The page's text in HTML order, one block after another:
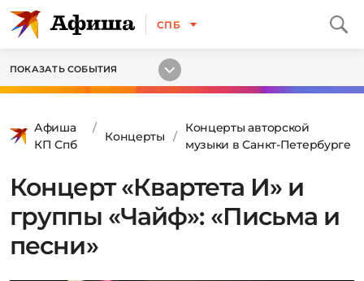
СПБ
ПОКАЗАТЬ СОБЫТИЯ
Афиша
КП Спб
Концерты
Концерты авторской
музыки в Санкт-Петербурге
Концерт «Квартета И» и
группы «Чайф»: «Письма и
песни»